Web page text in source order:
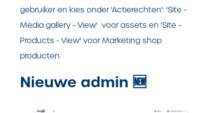
gebruiker en kies onder 'Actierechten': 'Site -
Media gallery - View' voor assets en 'Site -
Products - View' voor Marketing shop
producten.
Nieuwe admin 🆕